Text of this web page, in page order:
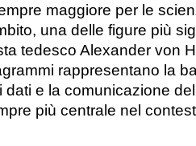
maggiore per le
una delle figure più
tedesco Alexander von
rappresentano la
dati e la comunicazione
più centrale nel